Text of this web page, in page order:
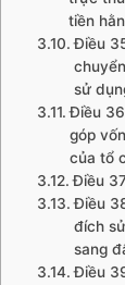
tiền
Điều
sử
Điều
góp
của tổ
Điều
Điều
đích
sang
Điều